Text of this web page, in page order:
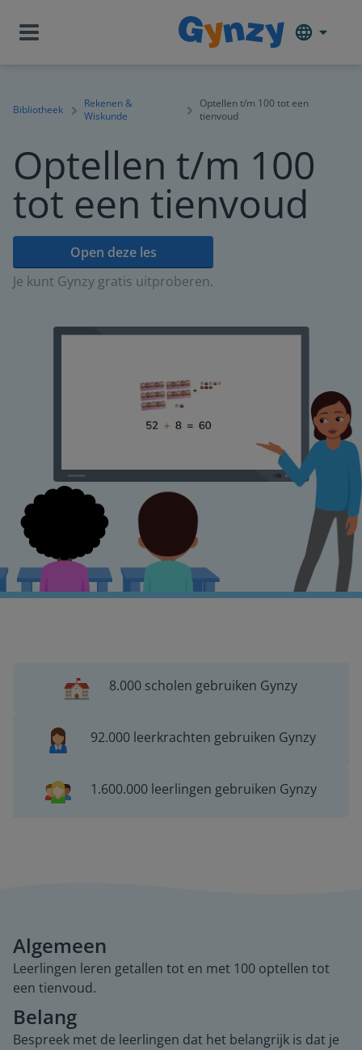
Bibliotheek
Rekenen &
Wiskunde
Optellen t/m 100 tot een
tienvoud
Optellen t/m 100
tot een tienvoud
Open deze les
Je kunt Gynzy gratis uitproberen.
8.000 scholen gebruiken Gynzy
92.000 leerkrachten gebruiken Gynzy
1.600.000 leerlingen gebruiken Gynzy
Algemeen
Leerlingen leren getallen tot en met 100 optellen tot
een tienvoud.
Belang
Bespreek met de leerlingen dat het belangrijk is dat je